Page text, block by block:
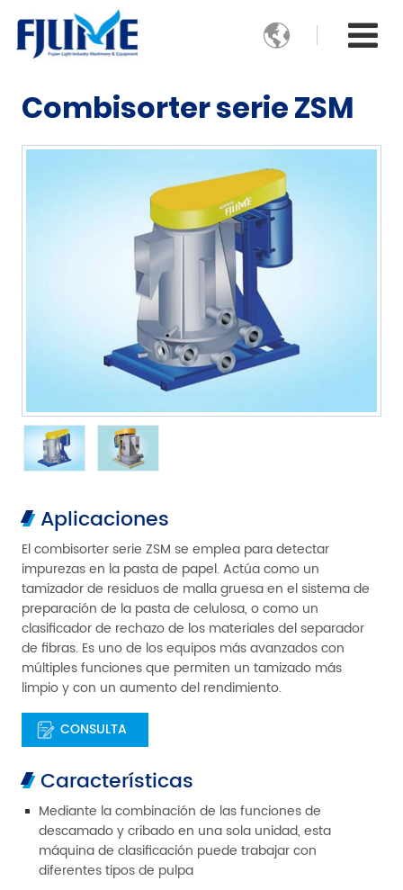

Combisorter serie ZSM
Aplicaciones
El combisorter serie ZSM se emplea para detectar
impurezas en la pasta de papel. Actúa como un
tamizador de residuos de malla gruesa en el sistema de
preparación de la pasta de celulosa, o como un
clasificador de rechazo de los materiales del separador
de fibras. Es uno de los equipos más avanzados con
múltiples funciones que permiten un tamizado más
limpio y con un aumento del rendimiento.
CONSULTA
Características
Mediante la combinación de las funciones de
descamado y cribado en una sola unidad, esta
máquina de clasificación puede trabajar con
diferentes tipos de pulpa